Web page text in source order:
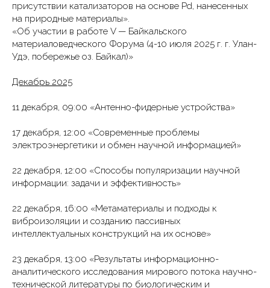
присутствии катализаторов на основе Pd, нанесенных
на природные материалы».
«Об участии в работе V — Байкальского
материаловедческого Форума (4-10 июля 2025 г. г. Улан-
Удэ, побережье оз. Байкал)»
Декабрь 2025
11 декабря, 09:00 «Антенно-фидерные устройства»
17 декабря, 12:00 «Современные проблемы
электроэнергетики и обмен научной информацией»
22 декабря, 12:00 «Способы популяризации научной
информации: задачи и эффективность»
22 декабря, 16:00 «Метаматериалы и подходы к
виброизоляции и созданию пассивных
интеллектуальных конструкций на их основе»
23 декабря, 13:00 «Результаты информационно-
аналитического исследования мирового потока научно-
технической литературы по биологическим и